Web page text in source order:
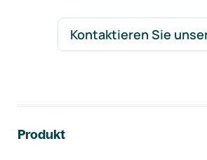
Kontaktieren Sie
Produkt